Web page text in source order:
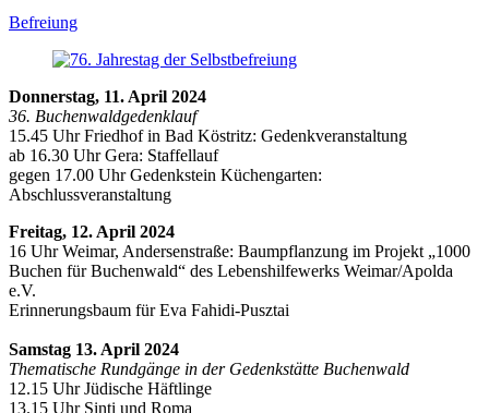
Befreiung
Donnerstag, 11. April 2024
36. Buchenwaldgedenklauf
15.45 Uhr Friedhof in Bad Köstritz: Gedenkveranstaltung
ab 16.30 Uhr Gera: Staffellauf
gegen 17.00 Uhr Gedenkstein Küchengarten:
Abschlussveranstaltung
Freitag, 12. April 2024
16 Uhr Weimar, Andersenstraße: Baumpflanzung im Projekt „1000
Buchen für Buchenwald“ des Lebenshilfewerks Weimar/Apolda
e.V.
Erinnerungsbaum für Eva Fahidi-Pusztai
Samstag 13. April 2024
Thematische Rundgänge in der Gedenkstätte Buchenwald
12.15 Uhr Jüdische Häftlinge
13.15 Uhr Sinti und Roma